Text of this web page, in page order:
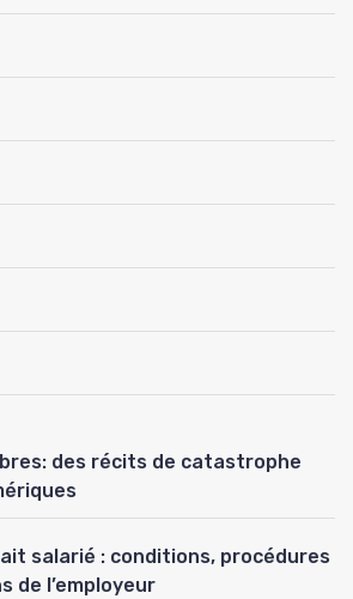
des récits de catastrophe
salarié : conditions, procédures
de l’employeur